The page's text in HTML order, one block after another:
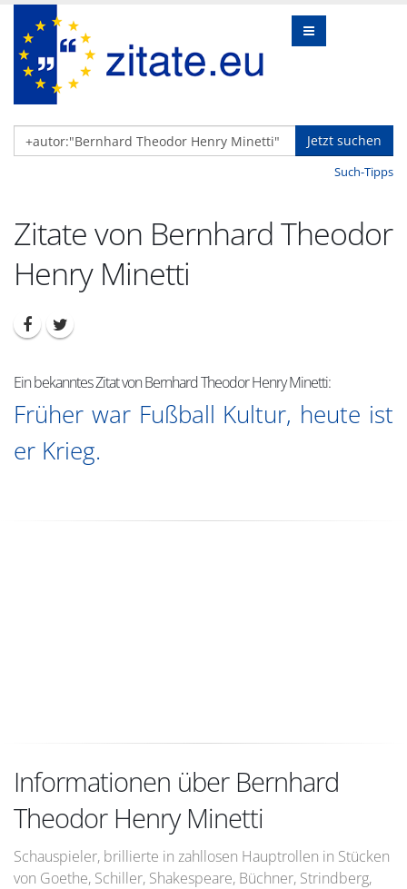
Jetzt suchen
Such-Tipps
Zitate von Bernhard Theodor
Henry Minetti
Ein bekanntes Zitat von Bernhard Theodor Henry Minetti:
Früher war Fußball Kultur, heute ist
er Krieg.
Informationen über Bernhard
Theodor Henry Minetti
Schauspieler, brillierte in zahllosen Hauptrollen in Stücken
von Goethe, Schiller, Shakespeare, Büchner, Strindberg,